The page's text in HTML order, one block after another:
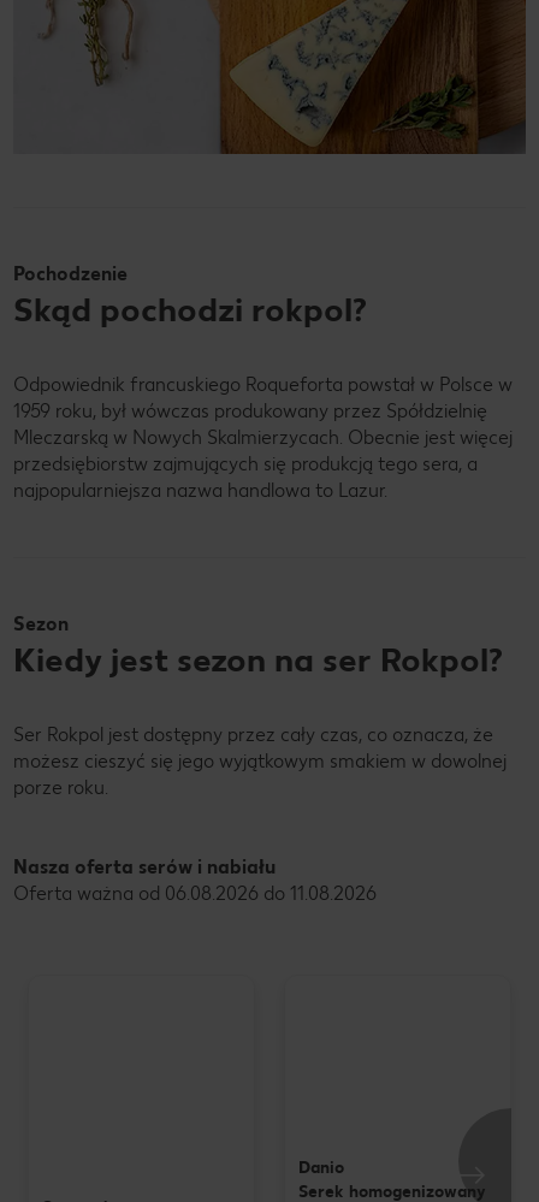
Pochodzenie
Skąd pochodzi rokpol?
Odpowiednik francuskiego Roqueforta powstał w Polsce w
1959 roku, był wówczas produkowany przez Spółdzielnię
Mleczarską w Nowych Skalmierzycach. Obecnie jest więcej
przedsiębiorstw zajmujących się produkcją tego sera, a
najpopularniejsza nazwa handlowa to Lazur.
Sezon
Kiedy jest sezon na ser Rokpol?
Ser Rokpol jest dostępny przez cały czas, co oznacza, że
możesz cieszyć się jego wyjątkowym smakiem w dowolnej
porze roku.
Nasza oferta serów i nabiału
Oferta ważna od 06.08.2026 do 11.08.2026
Danio
Serek homogenizowany